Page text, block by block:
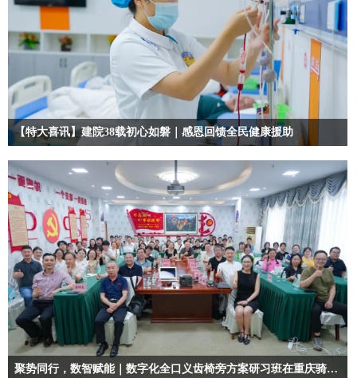
【特大喜讯】建院38载初心如磐｜感恩回馈全民健康援助
聚势同行，数智赋能｜数字化全口义齿椅旁方案研习班在重庆骑士医院圆满落幕